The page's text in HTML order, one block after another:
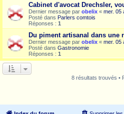
Cabinet d'avocat Drechsler,
Dernier message par obelix « mer. 05
Posté dans Parlers comtois
Réponses : 1
Du piment artisanal dans une
Dernier message par obelix « mer. 05
Posté dans Gastronomie
Réponses : 1
8 résultats trouvés •